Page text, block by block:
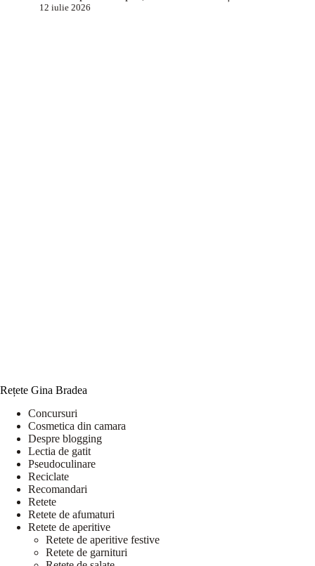
12 iulie 2026
Rețete Gina Bradea
Concursuri
Cosmetica din camara
Despre blogging
Lectia de gatit
Pseudoculinare
Reciclate
Recomandari
Retete
Retete de afumaturi
Retete de aperitive
Retete de aperitive festive
Retete de garnituri